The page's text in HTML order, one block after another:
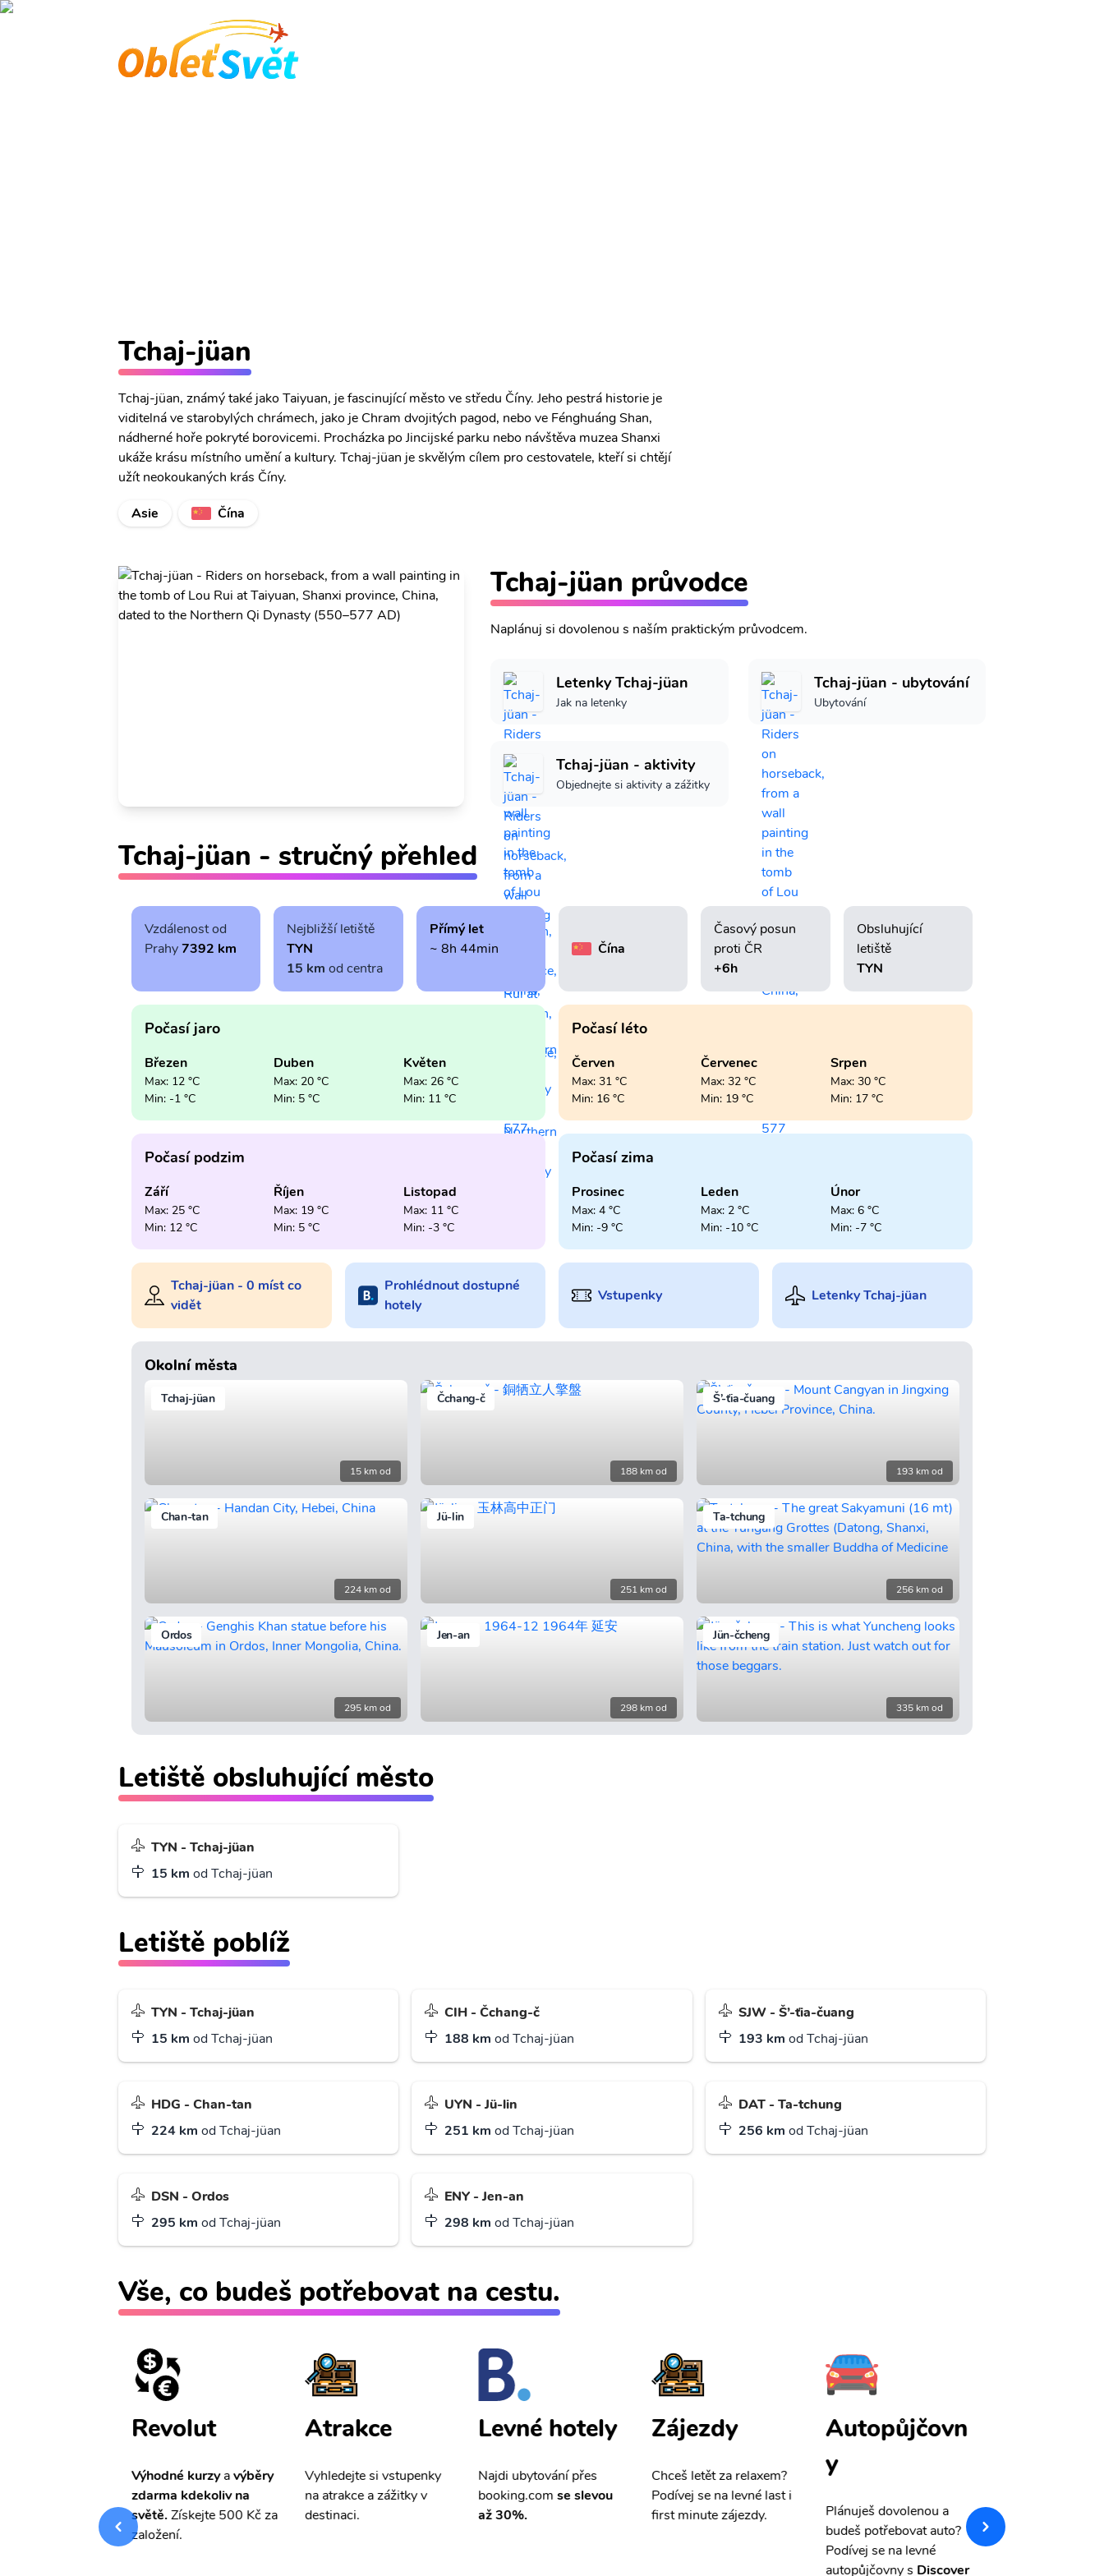
Tchaj-jüan
Tchaj-jüan, známý také jako Taiyuan, je fascinující město ve středu Číny. Jeho pestrá historie je
viditelná ve starobylých chrámech, jako je Chram dvojitých pagod, nebo ve Fénghuáng Shan,
nádherné hoře pokryté borovicemi. Procházka po Jincijské parku nebo návštěva muzea Shanxi
ukáže krásu místního umění a kultury. Tchaj-jüan je skvělým cílem pro cestovatele, kteří si chtějí
užít neokoukaných krás Číny.
Asie
Čína
Tchaj-jüan průvodce
Naplánuj si dovolenou s naším praktickým průvodcem.
Letenky Tchaj-jüan
Jak na letenky
Tchaj-jüan - ubytování
Ubytování
Tchaj-jüan - aktivity
Objednejte si aktivity a zážitky
Tchaj-jüan - stručný přehled
Vzdálenost od
Prahy7392 km
Nejbližší letiště
TYN
15 km od centra
Přímý let
~ 8h 44min
Čína
Časový posun
proti ČR
+6h
Obsluhující
letiště
TYN
Počasí jaro
Březen
Max: 12 °C
Min: -1 °C
Duben
Max: 20 °C
Min: 5 °C
Květen
Max: 26 °C
Min: 11 °C
Počasí léto
Červen
Max: 31 °C
Min: 16 °C
Červenec
Max: 32 °C
Min: 19 °C
Srpen
Max: 30 °C
Min: 17 °C
Počasí podzim
Září
Max: 25 °C
Min: 12 °C
Říjen
Max: 19 °C
Min: 5 °C
Listopad
Max: 11 °C
Min: -3 °C
Počasí zima
Prosinec
Max: 4 °C
Min: -9 °C
Leden
Max: 2 °C
Min: -10 °C
Únor
Max: 6 °C
Min: -7 °C
Tchaj-jüan - 0 míst co
vidět
Prohlédnout dostupné
hotely
Vstupenky Letenky Tchaj-jüan
Okolní města
Tchaj-jüan
15 km od
Čchang-č
188 km od
Š’-ťia-čuang
193 km od
Chan-tan
224 km od
Jü-lin
251 km od
Ta-tchung
256 km od
Ordos
295 km od
Jen-an
298 km od
Jün-čcheng
335 km od
Letiště obsluhující město
TYN - Tchaj-jüan
15 km od Tchaj-jüan
Letiště poblíž
TYN - Tchaj-jüan
15 km od Tchaj-jüan
CIH - Čchang-č
188 km od Tchaj-jüan
SJW - Š’-ťia-čuang
193 km od Tchaj-jüan
HDG - Chan-tan
224 km od Tchaj-jüan
UYN - Jü-lin
251 km od Tchaj-jüan
DAT - Ta-tchung
256 km od Tchaj-jüan
DSN - Ordos
295 km od Tchaj-jüan
ENY - Jen-an
298 km od Tchaj-jüan
Vše, co budeš potřebovat na cestu.
Revolut
Výhodné kurzyavýběry
zdarma kdekoliv na
světě.Získejte 500 Kč za
založení.
Atrakce
Vyhledejte si vstupenky
na atrakce a zážitky v
destinaci.
Levné hotely
Najdi ubytování přes
booking.comse slevou
až 30%.
Zájezdy
Chceš letět za relaxem?
Podívej se na levné last i
first minute zájezdy.
Autopůjčovn
y
Plánuješ dovolenou a
budeš potřebovat auto?
Podívej se na levné
autopůjčovny s Discover
pojištění a
storno.